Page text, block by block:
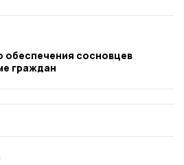
обеспечения сосновцев
граждан